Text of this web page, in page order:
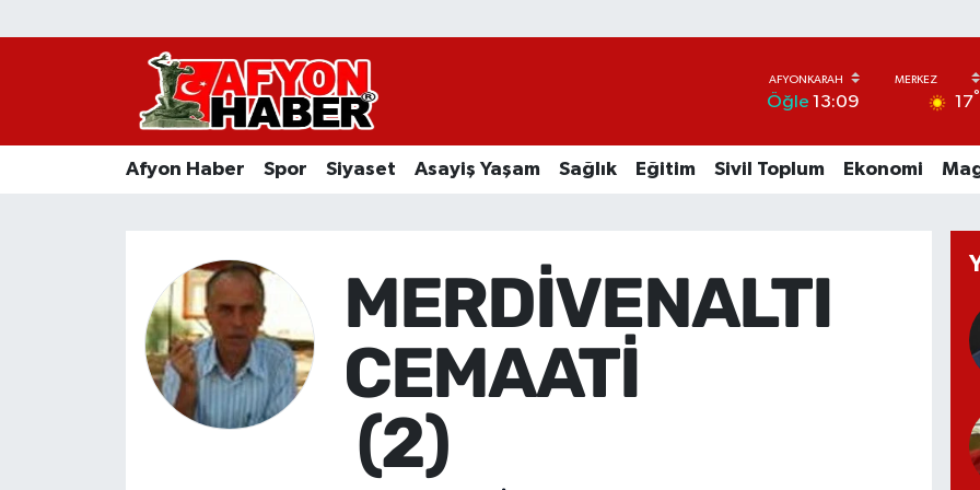
Öğle 13:09 17°
Afyon Haber Spor Siyaset Asayiş Yaşam Sağlık Eğitim Sivil Toplum Ekonomi
MERDİVENALTI
CEMAATİ
(2)
Afyon Haber